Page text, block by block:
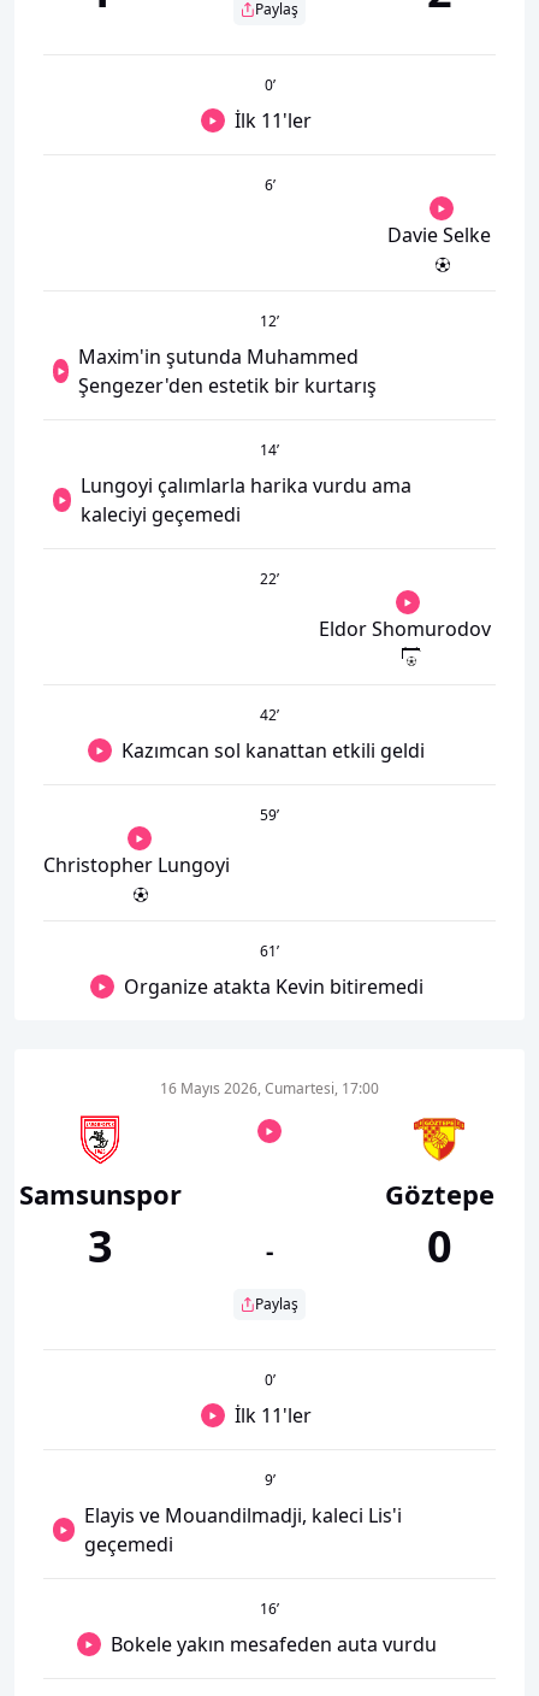
Paylaş
0’
İlk 11'ler
6’
Davie Selke
12’
Maxim'in şutunda Muhammed
Şengezer'den estetik bir kurtarış
14’
Lungoyi çalımlarla harika vurdu ama
kaleciyi geçemedi
22’
Eldor Shomurodov
42’
Kazımcan sol kanattan etkili geldi
59’
Christopher Lungoyi
61’
Organize atakta Kevin bitiremedi
Samsunspor
3
16 Mayıs 2026, Cumartesi, 17:00
-
Paylaş
Göztepe
0
0’
İlk 11'ler
9’
Elayis ve Mouandilmadji, kaleci Lis'i
geçemedi
16’
Bokele yakın mesafeden auta vurdu